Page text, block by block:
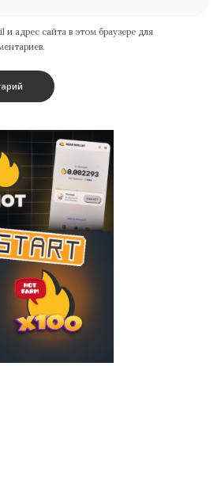
адрес сайта в этом браузере для